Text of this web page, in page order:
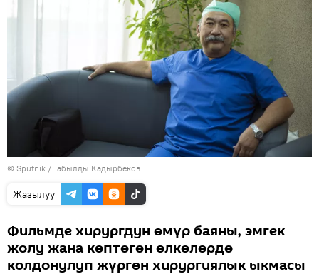
© Sputnik / Табылды Кадырбеков
Жазылуу
Фильмде хирургдун өмүр баяны, эмгек
жолу жана көптөгөн өлкөлөрдө
колдонулуп жүргөн хирургиялык ыкмасы